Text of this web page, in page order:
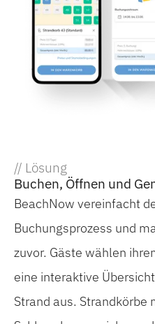
// Lösung
Buchen, Öffnen und
BeachNow vereinfacht
Buchungsprozess und
zuvor. Gäste wählen
eine interaktive
Strand aus. Strandkörbe